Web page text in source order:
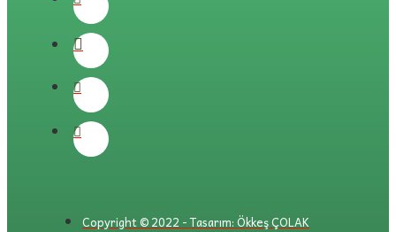
Copyright © 2022 - Tasarım: Ökkeş ÇOLAK